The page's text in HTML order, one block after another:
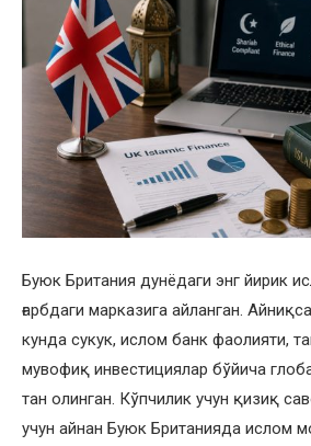
Буюк Британия дунёдаги энг йирик
ғарбдаги марказига айланган.
кунда сукук, ислом банк фаолияти,
мувофиқ инвестициялар бўйича
тан олинган. Кўпчилик учун қизиқ
учун айнан Буюк Британияда ислом